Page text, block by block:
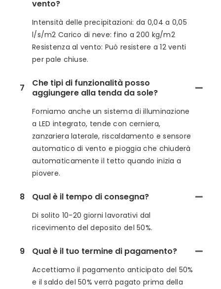
vento?
Intensità delle precipitazioni: da 0,04 a 0,05
l/s/m2 Carico di neve: fino a 200 kg/m2
Resistenza al vento: Può resistere a 12 venti
per pale chiuse.
7
Che tipi di funzionalità posso
aggiungere alla tenda da sole?
Forniamo anche un sistema di illuminazione
a LED integrato, tende con cerniera,
zanzariera laterale, riscaldamento e sensore
automatico di vento e pioggia che chiuderà
automaticamente il tetto quando inizia a
piovere.
8 Qual è il tempo di consegna?
Di solito 10-20 giorni lavorativi dal
ricevimento del deposito del 50%.
9 Qual è il tuo termine di pagamento?
Accettiamo il pagamento anticipato del 50%
e il saldo del 50% verrà pagato prima della